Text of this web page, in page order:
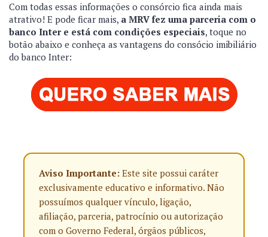
Com todas essas informações o consórcio fica ainda mais
atrativo! E pode ficar mais, a MRV fez uma parceria com o
banco Inter e está com condições especiais, toque no
botão abaixo e conheça as vantagens do consócio imibiliário
do banco Inter:
Aviso Importante: Este site possui caráter
exclusivamente educativo e informativo. Não
possuímos qualquer vínculo, ligação,
afiliação, parceria, patrocínio ou autorização
com o Governo Federal, órgãos públicos,